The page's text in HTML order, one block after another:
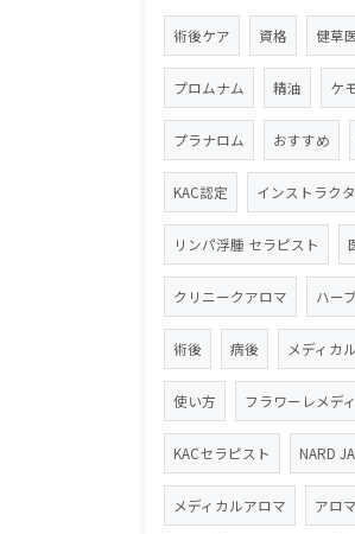
術後ケア 資格 健草
プロムナム 精油 ケ
プラナロム おすすめ
KAC認定 インストラク
リンパ浮腫 セラピスト
クリニークアロマ ハー
術後 病後 メディカル
使い方 フラワーレメディ
KACセラピスト NARD
メディカルアロマ アロマ